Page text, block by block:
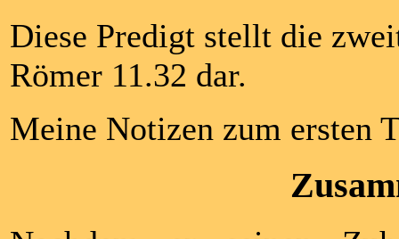
Diese Predigt stellt die
Römer 11.32 dar.
Meine Notizen zum ersten